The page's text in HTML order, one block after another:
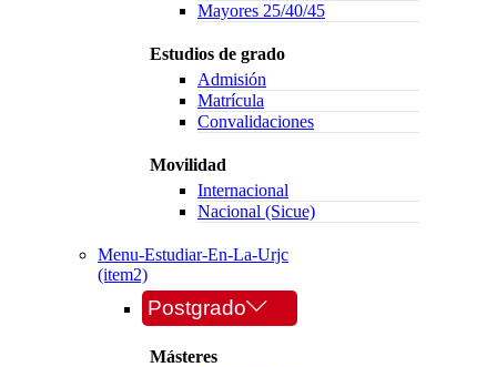
Mayores 25/40/45
Estudios de grado
Admisión
Matrícula
Convalidaciones
Movilidad
Internacional
Nacional (Sicue)
Menu-Estudiar-En-La-Urjc
(item2)
Postgrado
Másteres